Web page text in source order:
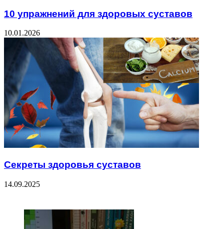
10 упражнений для здоровых суставов
10.01.2026
Секреты здоровья суставов
14.09.2025